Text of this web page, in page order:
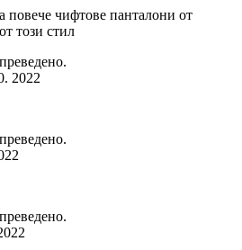
повече чифтове панталони от
този стил
2022